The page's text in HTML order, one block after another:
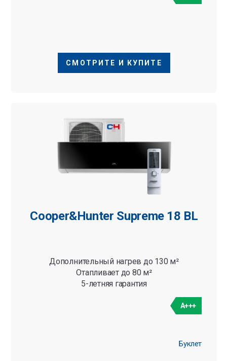
СМОТРИТЕ И КУПИТЕ
Cooper&Hunter Supreme 18 BL
Дополнительный нагрев до 130 м²
Отапливает до 80 м²
5-летняя гарантия
A+++
Буклет